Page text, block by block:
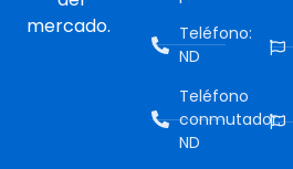
mercado.
Teléfono:
ND
Teléfono
conmutador:
ND